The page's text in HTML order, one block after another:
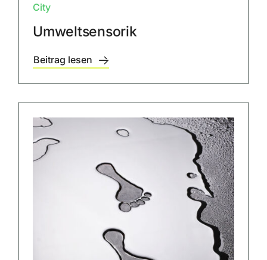
City
Umweltsensorik
Beitrag lesen